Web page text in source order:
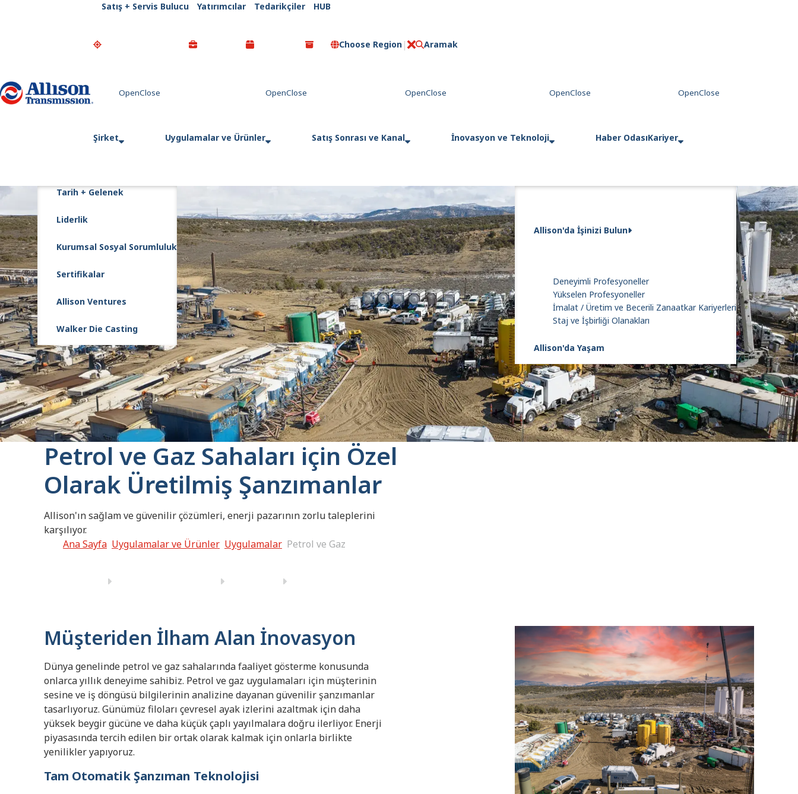
Go Home
Satış + Servis Bulucu Yatırımcılar Tedarikçiler HUB
Choose Region Aramak
C
Şirket
Tarih + Gelenek
Liderlik
Kurumsal Sosyal Sorumluluk
Sertifikalar
Allison Ventures
Walker Die Casting
Uygulamalar ve Ürünler Satış Sonrası ve Kanal İnovasyon ve Teknoloji Haber OdasıKariyer
Allison'da İşinizi Bulun
Deneyimli Profesyoneller
Yükselen Profesyoneller
İmalat / Üretim ve Becerili Zanaatkar Kariyerleri
Staj ve İşbirliği Olanakları
Allison'da Yaşam
Petrol ve Gaz Sahaları için Özel
Olarak Üretilmiş Şanzımanlar
Allison'ın sağlam ve güvenilir çözümleri, enerji pazarının zorlu taleplerini
karşılıyor.
Ana Sayfa Uygulamalar ve Ürünler Uygulamalar Petrol ve Gaz
Müşteriden İlham Alan İnovasyon
Dünya genelinde petrol ve gaz sahalarında faaliyet gösterme konusunda
onlarca yıllık deneyime sahibiz. Petrol ve gaz uygulamaları için müşterinin
sesine ve iş döngüsü bilgilerinin analizine dayanan güvenilir şanzımanlar
tasarlıyoruz. Günümüz filoları çevresel ayak izlerini azaltmak için daha
yüksek beygir gücüne ve daha küçük çaplı yayılmalara doğru ilerliyor. Enerji
piyasasında tercih edilen bir ortak olarak kalmak için onlarla birlikte
yenilikler yapıyoruz.
Tam Otomatik Şanzıman Teknolojisi